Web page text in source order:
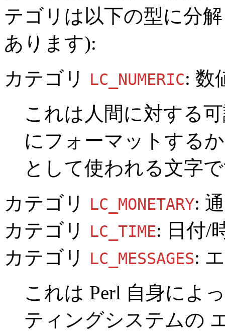
テゴリは以下の型に分
あります):
カテゴリ
LC_NUMERIC: 数
これは人間に対する
にフォーマットする
として使われる文字
カテゴリ
LC_MONETARY:
カテゴリ
LC_TIME: 日付/
カテゴリ
LC_MESSAGES:
これは Perl 自身によ
ティングシステムの